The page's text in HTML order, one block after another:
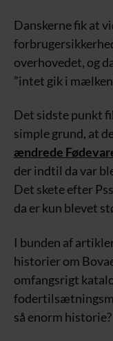
Danskerne fik at
overhovedet, og
”intet gik i
Det sidste punkt
simple grund, at
ændrede
der indtil da var
Det skete efter
da er kun blevet
I bunden af
historier om
omfangsrigt
så enorm historie?